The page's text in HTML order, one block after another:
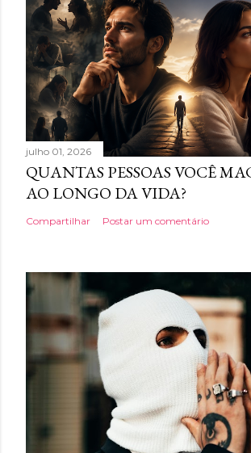
julho 01, 2026
QUANTAS PESSOAS VOCÊ
AO LONGO DA VIDA?
Compartilhar Postar um comentário